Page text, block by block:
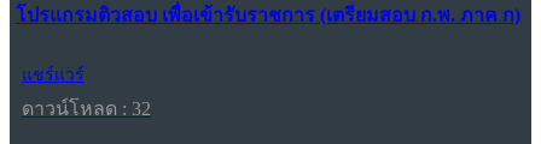
โปรแกรมติวสอบ เพื่อเข้ารับราชการ (เตรียมสอบ ก.พ. ภาค ก)
แชร์แวร์
ดาวน์โหลด : 32